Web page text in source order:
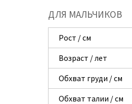
ДЛЯ МАЛЬЧИКОВ
Рост / см
Возраст / лет
Обхват груди / см
Обхват талии / см